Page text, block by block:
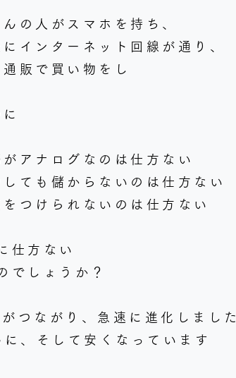
の人がスマホを持ち、
インターネット回線が通り、
販で買い物をし
アナログなのは仕方ない
ても儲からないのは仕方ない
つけられないのは仕方ない
仕方ない
でしょうか？
つながり、急速に進化しました
、そして安くなっています